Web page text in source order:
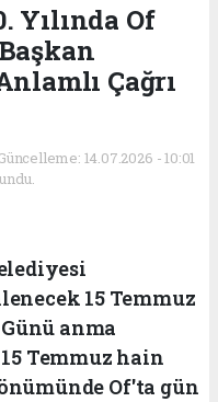
Yılında Of
Çağrı
14.07.2026 - 10:01
15 Temmuz
anma
Temmuz hain
Of'ta gün